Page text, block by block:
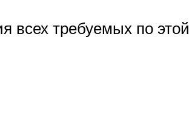
всех требуемых по этой